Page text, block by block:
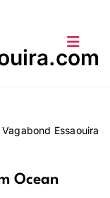
Essaouira
Ocean